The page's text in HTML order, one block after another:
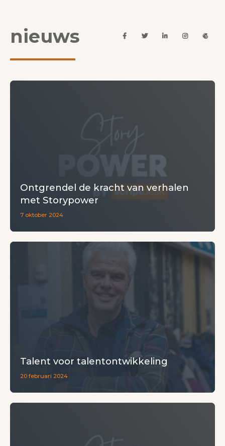
nieuws
Ontgrendel de kracht van verhalen
met Storypower
7 oktober 2024
Talent voor talentontwikkeling
20 februari 2024